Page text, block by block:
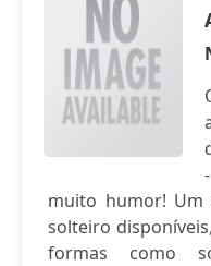
muito humor! Um
solteiro
formas como